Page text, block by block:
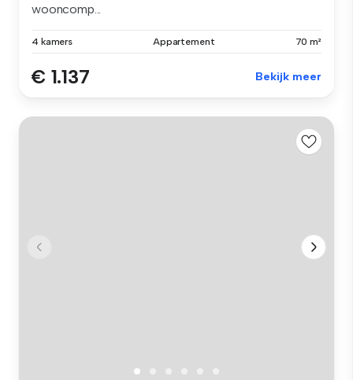
wooncomp...
4 kamers Appartement 70 m²
€ 1.137 Bekijk meer